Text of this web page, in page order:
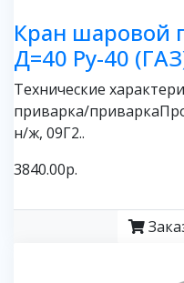
Кран шаровой
Д=40 Ру-40
Технические
приварка/
н/ж, 09Г2..
3840.00р.